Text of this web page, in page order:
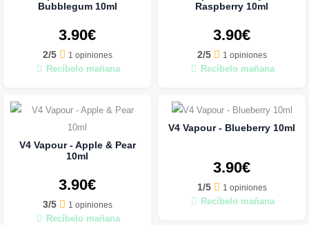
Bubblegum 10ml
3.90€
2/5 1 opiniones
Recíbelo mañana
Raspberry 10ml
3.90€
2/5 1 opiniones
Recíbelo mañana
V4 Vapour - Apple & Pear
10ml
3.90€
3/5 1 opiniones
Recíbelo mañana
V4 Vapour - Blueberry 10ml
3.90€
1/5 1 opiniones
Recíbelo mañana